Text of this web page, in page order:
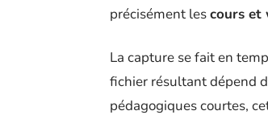
précisément lescours et
La capture se fait en
fichier résultant dépend
pédagogiques courtes,